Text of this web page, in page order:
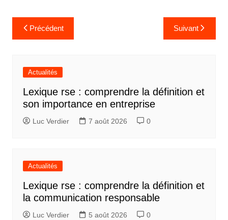
Navigation
de
Précédent Suivant
Actualités
Lexique rse : comprendre la définition et
son importance en entreprise
Luc Verdier 7 août 2026 0
Actualités
Lexique rse : comprendre la définition et
la communication responsable
Luc Verdier 5 août 2026 0